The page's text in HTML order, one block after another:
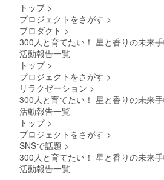
トップ >
プロジェクトをさがす >
プロダクト >
300人と育てたい！ 星と香りの未来
活動報告一覧
トップ >
プロジェクトをさがす >
リラクゼーション >
300人と育てたい！ 星と香りの未来
活動報告一覧
トップ >
プロジェクトをさがす >
SNSで話題 >
300人と育てたい！ 星と香りの未来
活動報告一覧